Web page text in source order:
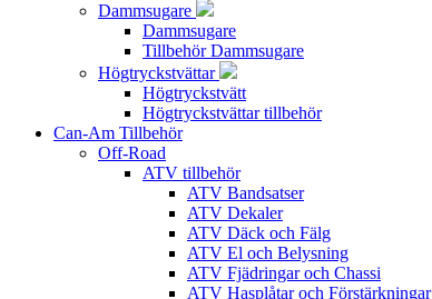
Dammsugare
Dammsugare
Tillbehör Dammsugare
Högtryckstvättar
Högtryckstvätt
Högtryckstvättar tillbehör
Can-Am Tillbehör
Off-Road
ATV tillbehör
ATV Bandsatser
ATV Dekaler
ATV Däck och Fälg
ATV El och Belysning
ATV Fjädringar och Chassi
ATV Hasplåtar och Förstärkningar